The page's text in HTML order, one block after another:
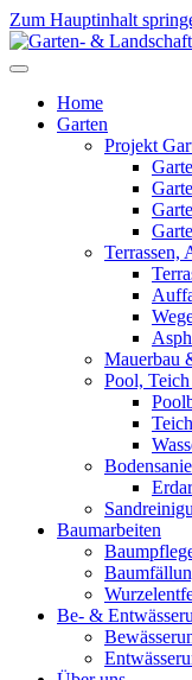
Zum Hauptinhalt
Home
Garten
Projekt
Terrassen,
Mauerbau
Pool,
Baumarbeiten
Be- &